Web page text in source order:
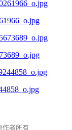
作者所有